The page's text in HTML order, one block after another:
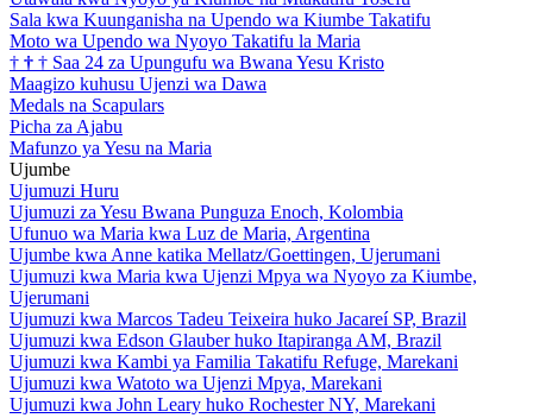
Sala kwa Kuunganisha na Upendo wa Kiumbe Takatifu
Moto wa Upendo wa Nyoyo Takatifu la Maria
† † † Saa 24 za Upungufu wa Bwana Yesu Kristo
Maagizo kuhusu Ujenzi wa Dawa
Medals na Scapulars
Picha za Ajabu
Mafunzo ya Yesu na Maria
Ujumbe
Ujumuzi Huru
Ujumuzi za Yesu Bwana Punguza Enoch, Kolombia
Ufunuo wa Maria kwa Luz de Maria, Argentina
Ujumbe kwa Anne katika Mellatz/Goettingen, Ujerumani
Ujumuzi kwa Maria kwa Ujenzi Mpya wa Nyoyo za Kiumbe,
Ujerumani
Ujumuzi kwa Marcos Tadeu Teixeira huko Jacareí SP, Brazil
Ujumuzi kwa Edson Glauber huko Itapiranga AM, Brazil
Ujumuzi kwa Kambi ya Familia Takatifu Refuge, Marekani
Ujumuzi kwa Watoto wa Ujenzi Mpya, Marekani
Ujumuzi kwa John Leary huko Rochester NY, Marekani